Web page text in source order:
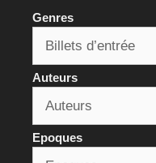
Genres
Auteurs
Epoques